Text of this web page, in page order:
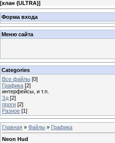
[клан {ULTRA}]
Форма входа
Меню сайта
Categories
Все файлы [0]
Графика [2]
интерфейсы, и т.п.
Зд [2]
проги [2]
Разное [1]
Главная » Файлы » Графика
Neon Hud